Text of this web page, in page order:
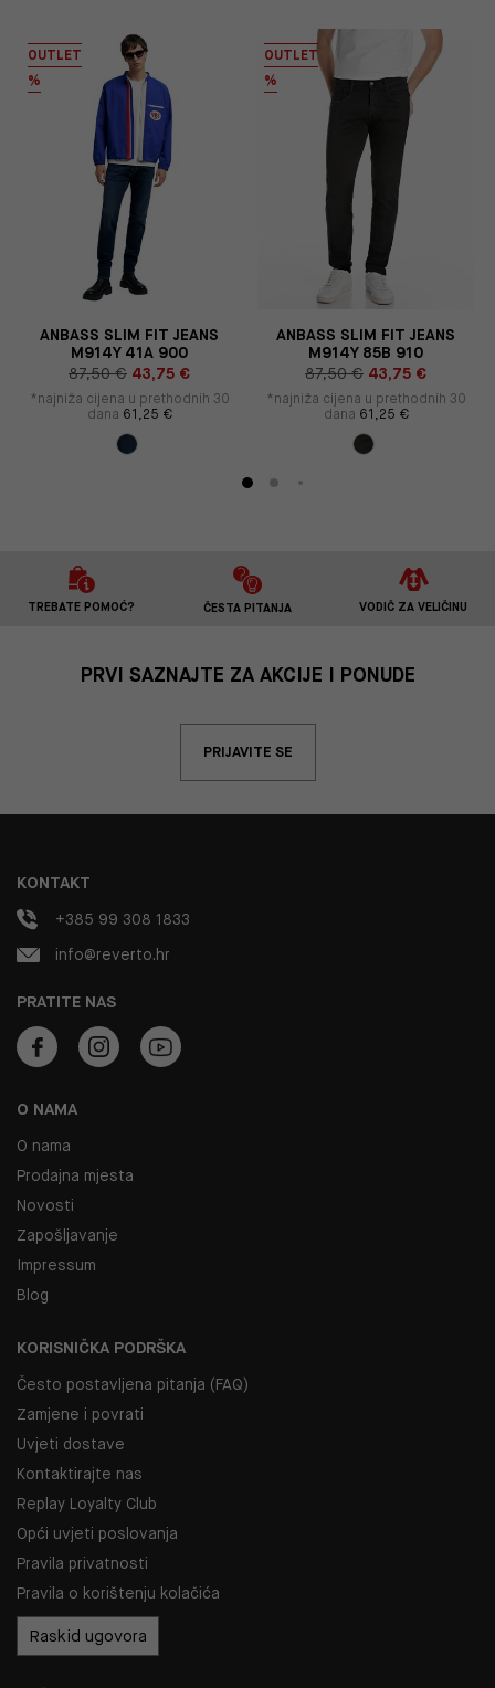
OUTLET
%
ANBASS SLIM FIT JEANS
M914Y 41A 900
87,50 € 43,75 €
*najniža cijena u prethodnih 30
dana 61,25 €
OUTLET
%
ANBASS SLIM FIT JEANS
M914Y 85B 910
87,50 € 43,75 €
*najniža cijena u prethodnih 30
dana 61,25 €
TREBATE POMOĆ? ČESTA PITANJA VODIČ ZA VELIČINU
PRVI SAZNAJTE ZA AKCIJE I PONUDE
PRIJAVITE SE
O NAMA
O nama
Prodajna mjesta
Novosti
Zapošljavanje
Impressum
Blog
KORISNIČKA PODRŠKA
Često postavljena pitanja (FAQ)
Zamjene i povrati
Uvjeti dostave
Kontaktirajte nas
Replay Loyalty Club
Opći uvjeti poslovanja
Pravila privatnosti
Pravila o korištenju kolačića
Raskid ugovora
PRATITE NAS
KONTAKT
+385 99 308 1833
info@reverto.hr